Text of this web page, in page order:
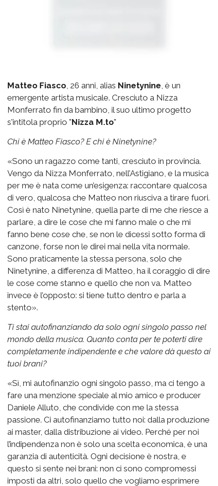
Matteo Fiasco , 26 anni, alias Ninetynine , è un
emergente artista musicale. Cresciuto a Nizza
Monferrato fin da bambino, il suo ultimo progetto
s'intitola proprio "Nizza M.to"
Chi è Matteo Fiasco? E chi è Ninetynine?
«Sono un ragazzo come tanti, cresciuto in provincia.
Vengo da Nizza Monferrato, nell’Astigiano, e la musica
per me è nata come un’esigenza: raccontare qualcosa
di vero, qualcosa che Matteo non riusciva a tirare fuori.
Così è nato Ninetynine, quella parte di me che riesce a
parlare, a dire le cose che mi fanno male o che mi
fanno bene cose che, se non le dicessi sotto forma di
canzone, forse non le direi mai nella vita normale.
Sono praticamente la stessa persona, solo che
Ninetynine, a differenza di Matteo, ha il coraggio di dire
le cose come stanno e quello che non va. Matteo
invece è l’opposto: si tiene tutto dentro e parla a
stento».
Ti stai autofinanziando da solo ogni singolo passo nel
mondo della musica. Quanto conta per te poterti dire
completamente indipendente e che valore dà questo ai
tuoi brani?
«Sì, mi autofinanzio ogni singolo passo, ma ci tengo a
fare una menzione speciale al mio amico e producer
Daniele Alluto, che condivide con me la stessa
passione. Ci autofinanziamo tutto noi: dalla produzione
ai master, dalla distribuzione ai video. Perché per noi
l’indipendenza non è solo una scelta economica, è una
garanzia di autenticità. Ogni decisione è nostra, e
questo si sente nei brani: non ci sono compromessi
imposti da altri, solo quello che vogliamo esprimere